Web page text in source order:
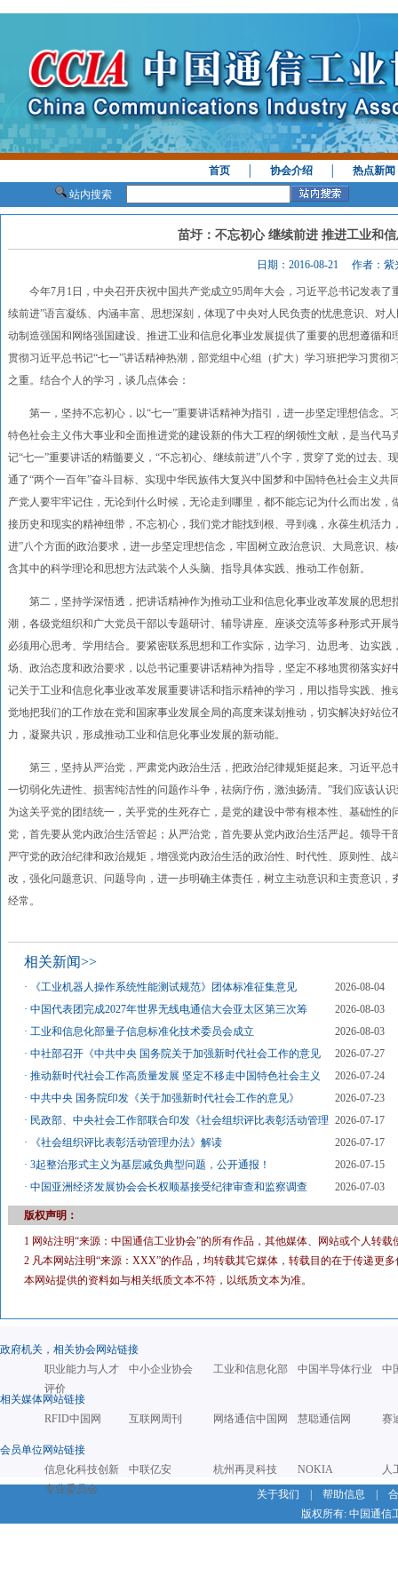
首页 │协会介绍 │热点新闻
站内搜索
苗圩：不忘初心 继续前进 推进工业和
日期：2016-08-21 作者：紫
今年7月1日，中央召开庆祝中国共产党成立95周年大会，习近平总书记发表了
续前进”语言凝练、内涵丰富、思想深刻，体现了中央对人民负责的忧患意识、对
动制造强国和网络强国建设、推进工业和信息化事业发展提供了重要的思想遵循
贯彻习近平总书记“七一”讲话精神热潮，部党组中心组（扩大）学习班把学习贯
之重。结合个人的学习，谈几点体会：
第一，坚持不忘初心，以“七一”重要讲话精神为指引，进一步坚定理想信念。
特色社会主义伟大事业和全面推进党的建设新的伟大工程的纲领性文献，是当代
记“七一”重要讲话的精髓要义，“不忘初心、继续前进”八个字，贯穿了党的过去
通了“两个一百年”奋斗目标、实现中华民族伟大复兴中国梦和中国特色社会主义
产党人要牢牢记住，无论到什么时候，无论走到哪里，都不能忘记为什么而出发
接历史和现实的精神纽带，不忘初心，我们党才能找到根、寻到魂，永葆生机活
进”八个方面的政治要求，进一步坚定理想信念，牢固树立政治意识、大局意识、
含其中的科学理论和思想方法武装个人头脑、指导具体实践、推动工作创新。
第二，坚持学深悟透，把讲话精神作为推动工业和信息化事业改革发展的思想
潮，各级党组织和广大党员干部以专题研讨、辅导讲座、座谈交流等多种形式开
必须用心思考、学用结合。要紧密联系思想和工作实际，边学习、边思考、边实
场、政治态度和政治要求，以总书记重要讲话精神为指导，坚定不移地贯彻落实
记关于工业和信息化事业改革发展重要讲话和指示精神的学习，用以指导实践、
觉地把我们的工作放在党和国家事业发展全局的高度来谋划推动，切实解决好站
力，凝聚共识，形成推动工业和信息化事业发展的新动能。
第三，坚持从严治党，严肃党内政治生活，把政治纪律规矩挺起来。习近平总
一切弱化先进性、损害纯洁性的问题作斗争，祛病疗伤，激浊扬清。”我们应该认
为这关乎党的团结统一，关乎党的生死存亡，是党的建设中带有根本性、基础性
党，首先要从党内政治生活管起；从严治党，首先要从党内政治生活严起。领导
严守党的政治纪律和政治规矩，增强党内政治生活的政治性、时代性、原则性、
改，强化问题意识、问题导向，进一步明确主体责任，树立主动意识和主责意识
经常。
相关新闻>>
· 《工业机器人操作系统性能测试规范》团体标准征集意见
2026-08-04
·中国代表团完成2027年世界无线电通信大会亚太区第三次筹
2026-08-03
·工业和信息化部量子信息标准化技术委员会成立
2026-08-03
·中社部召开《中共中央 国务院关于加强新时代社会工作的意见
2026-07-27
·推动新时代社会工作高质量发展 坚定不移走中国特色社会主义
2026-07-24
·中共中央 国务院印发《关于加强新时代社会工作的意见》
2026-07-23
· 民政部、中央社会工作部联合印发《社会组织评比表彰活动管理
2026-07-17
·
《社会组织评比表彰活动管理办法》解读
2026-07-17
·3起整治形式主义为基层减负典型问题，公开通报！
2026-07-15
·中国亚洲经济发展协会会长权顺基接受纪律审查和监察调查 2026-07-03
版权声明：
1 网站注明“来源：中国通信工业协会”的所有作品，其他媒体、网站或个人转
2 凡本网站注明“来源：XXX”的作品，均转载其它媒体，转载目的在于传递更
本网站提供的资料如与相关纸质文本不符，以纸质文本为准。
政府机关，相关协会网站链接
职业能力与人才
评价
中小企业协会 工业和信息化部 中国半导体行业 中
相关媒体网站链接
RFID中国网
互联网周刊 网络通信中国网 慧聪通信网 赛
会员单位网站链接
信息化科技创新
专业委员会
中联亿安 杭州再灵科技 NOKIA
人
关于我们
帮助信息
版权所有: 中国通信